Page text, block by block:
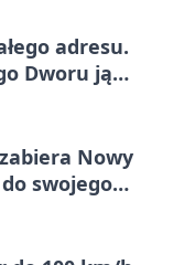
adresu.
Dworu ją
Nowy
swojego